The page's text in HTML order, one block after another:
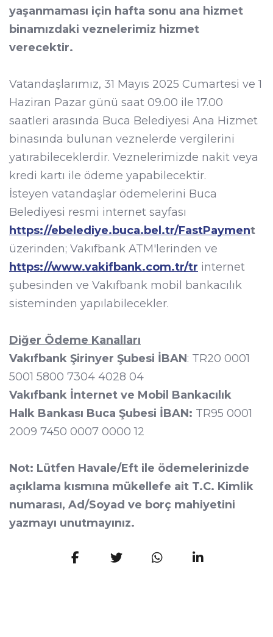
yaşanmaması için hafta sonu ana hizmet
binamızdaki veznelerimiz hizmet
verecektir.
Vatandaşlarımız, 31 Mayıs 2025 Cumartesi ve 1
Haziran Pazar günü saat 09.00 ile 17.00
saatleri arasında Buca Belediyesi Ana Hizmet
binasında bulunan veznelerde vergilerini
yatırabileceklerdir. Veznelerimizde nakit veya
kredi kartı ile ödeme yapabilecektir.
İsteyen vatandaşlar ödemelerini Buca
Belediyesi resmi internet sayfası
https://ebelediye.buca.bel.tr/FastPayment
üzerinden; Vakıfbank ATM'lerinden ve
https://www.vakifbank.com.tr/tr internet
şubesinden ve Vakıfbank mobil bankacılık
sisteminden yapılabilecekler.
Diğer Ödeme Kanalları
Vakıfbank Şirinyer Şubesi İBAN: TR20 0001
5001 5800 7304 4028 04
Vakıfbank İnternet ve Mobil Bankacılık
Halk Bankası Buca Şubesi İBAN: TR95 0001
2009 7450 0007 0000 12
Not: Lütfen Havale/Eft ile ödemelerinizde
açıklama kısmına mükellefe ait T.C. Kimlik
numarası, Ad/Soyad ve borç mahiyetini
yazmayı unutmayınız.